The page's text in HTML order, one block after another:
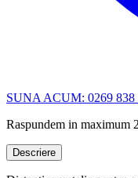
SUNA ACUM: 0269 838
Raspundem in maximum
Descriere